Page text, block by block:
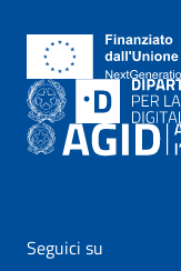
Seguici su